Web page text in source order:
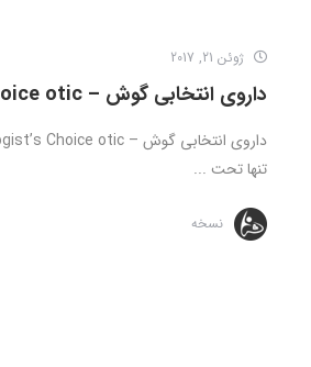
ژوئن 21, 2017
داروی انتخابی گوش – Audiologist’s Choice otic
تنها تحت ...
نسخه